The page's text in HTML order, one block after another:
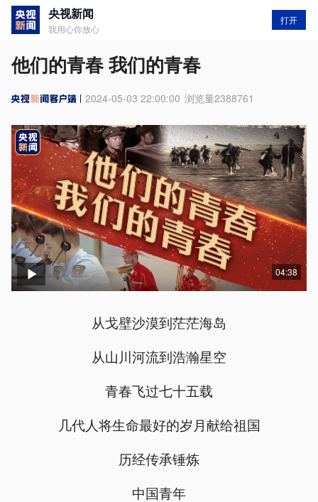
央视新闻
我用心你放心
打开
他们的青春 我们的青春
2024-05-03 22:00:00 浏览量2388761
04:38
从戈壁沙漠到茫茫海岛
从山川河流到浩瀚星空
青春飞过七十五载
几代人将生命最好的岁月献给祖国
历经传承锤炼
中国青年